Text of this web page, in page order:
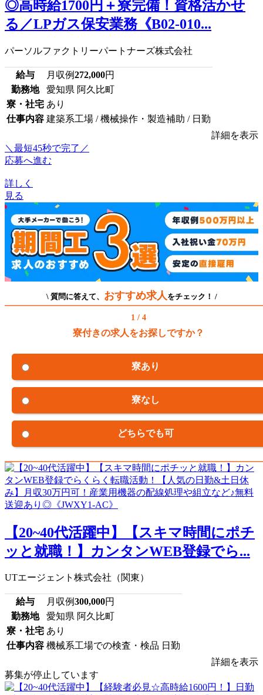
◎高時給1700円＋寮完備！資格活かせ
る／LPガス保安業務《B02-010...
パーソルファクトリーパートナーズ株式会社
給与 月収例272,000円
勤務地
愛知県 阿久比町
寮・社宅 あり
仕事内容 建築系工場 / 機械操作・製造補助 / 日勤
詳細を表示
＼最短45秒で完了／
応募へ進む
詳しく
見る
\ 質問に答えて、 おすすめ求人 をチェック！ /
1 / 4
寮付きの求人をお探しですか？
寮あり
寮なし
どちらでも可
【20~40代活躍中】【スキマ時間にポチ
ッと就職！】カンタンWEB登録でら...
UTエージェント株式会社（関東）
給与 月収例300,000円
勤務地
愛知県 阿久比町
寮・社宅 あり
仕事内容 機械系工場での検査・検品 日勤
詳細を表示
募集が停止しています